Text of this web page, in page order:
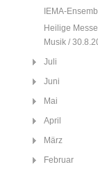
IEMA-
Heilige
Musik /
Juli
Juni
Mai
April
März
Februar